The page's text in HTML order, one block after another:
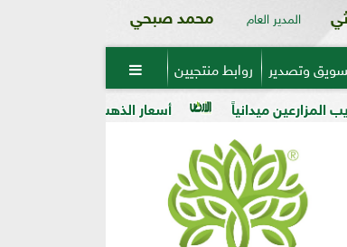
المدير العام محمد صبحي
وتصدير روابط منتجيين 
أسعار الذهب في مصر فى بداية تعاملات اليوم الأربعاء 5 -